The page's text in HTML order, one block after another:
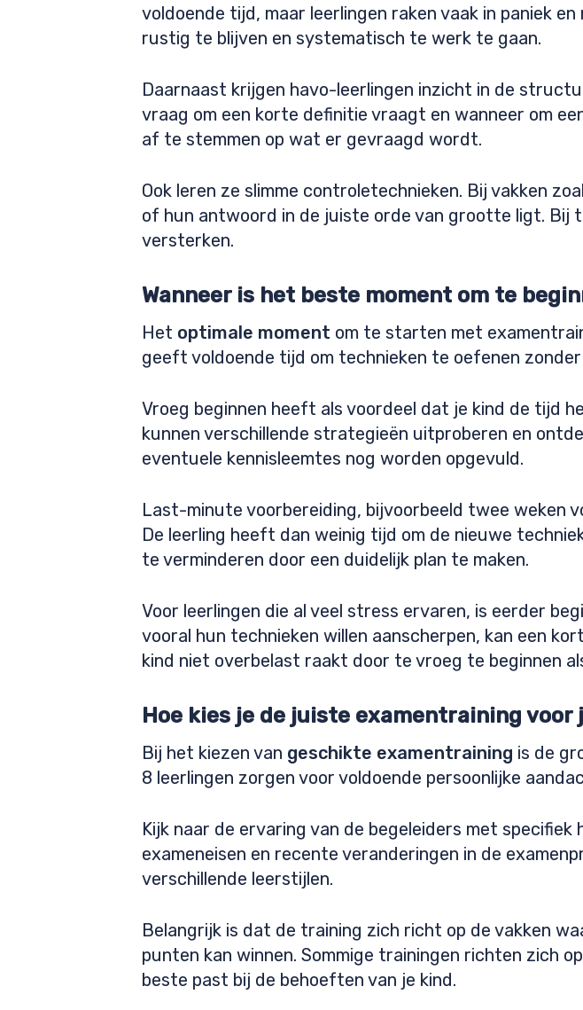
voldoende tijd, maar leerlingen raken vaak in paniek
rustig te blijven en systematisch te werk te gaan.
Daarnaast krijgen havo-leerlingen inzicht in de
vraag om een korte definitie vraagt en wanneer om
af te stemmen op wat er gevraagd wordt.
Ook leren ze slimme controletechnieken. Bij vakken
of hun antwoord in de juiste orde van grootte ligt. Bij
versterken.
Wanneer is het beste moment om te
Het optimale moment om te starten met
geeft voldoende tijd om technieken te oefenen
Vroeg beginnen heeft als voordeel dat je kind de tijd
kunnen verschillende strategieën uitproberen en
eventuele kennisleemtes nog worden opgevuld.
Last-minute voorbereiding, bijvoorbeeld twee weken
De leerling heeft dan weinig tijd om de nieuwe
te verminderen door een duidelijk plan te maken.
Voor leerlingen die al veel stress ervaren, is eerder
vooral hun technieken willen aanscherpen, kan een
kind niet overbelast raakt door te vroeg te beginnen
Hoe kies je de juiste examentraining
Bij het kiezen van geschikte examentraining is de
8 leerlingen zorgen voor voldoende persoonlijke
Kijk naar de ervaring van de begeleiders met
exameneisen en recente veranderingen in de
verschillende leerstijlen.
Belangrijk is dat de training zich richt op de vakken
punten kan winnen. Sommige trainingen richten zich
beste past bij de behoeften van je kind.